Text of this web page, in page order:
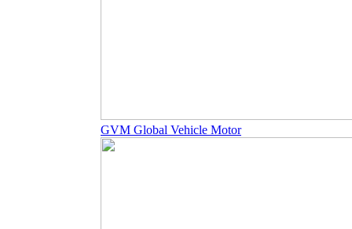
GVM Global Vehicle Motor